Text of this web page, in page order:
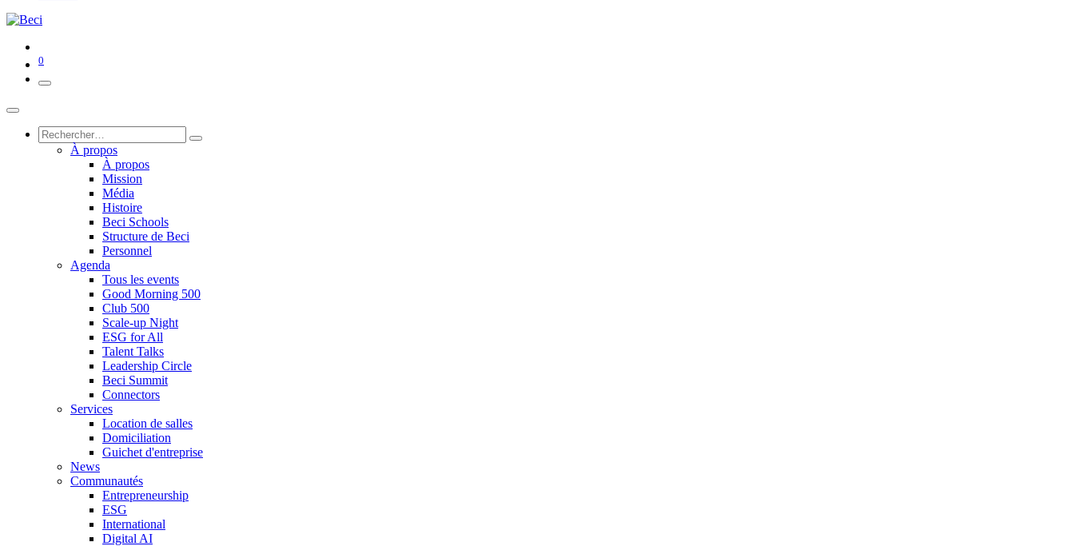
0
À propos
À propos
Mission
Média
Histoire
Beci Schools
Structure de Beci
Personnel
Agenda
Tous les events
Good Morning 500
Club 500
Scale-up Night
ESG for All
Talent Talks
Leadership Circle
Beci Summit
Connectors
Services
Location de salles
Domiciliation
Guichet d'entreprise
News
Communautés
Entrepreneurship
ESG
International
Digital AI